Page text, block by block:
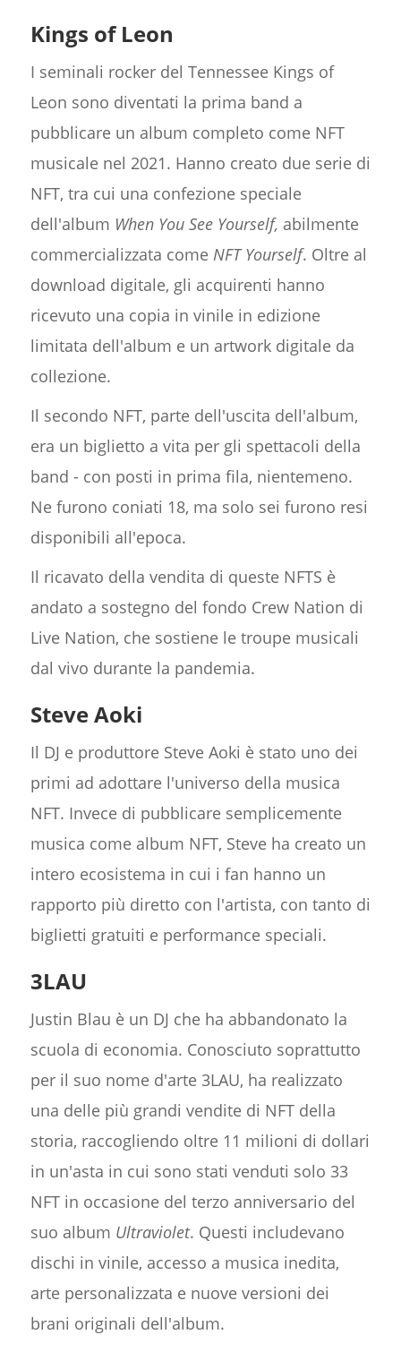
Kings of Leon
I seminali rocker del Tennessee Kings of
Leon sono diventati la prima band a
pubblicare un album completo come NFT
musicale nel 2021. Hanno creato due serie di
NFT, tra cui una confezione speciale
dell'album When You See Yourself, abilmente
commercializzata come NFT Yourself. Oltre al
download digitale, gli acquirenti hanno
ricevuto una copia in vinile in edizione
limitata dell'album e un artwork digitale da
collezione.
Il secondo NFT, parte dell'uscita dell'album,
era un biglietto a vita per gli spettacoli della
band - con posti in prima fila, nientemeno.
Ne furono coniati 18, ma solo sei furono resi
disponibili all'epoca.
Il ricavato della vendita di queste NFTS è
andato a sostegno del fondo Crew Nation di
Live Nation, che sostiene le troupe musicali
dal vivo durante la pandemia.
Steve Aoki
Il DJ e produttore Steve Aoki è stato uno dei
primi ad adottare l'universo della musica
NFT. Invece di pubblicare semplicemente
musica come album NFT, Steve ha creato un
intero ecosistema in cui i fan hanno un
rapporto più diretto con l'artista, con tanto di
biglietti gratuiti e performance speciali.
3LAU
Justin Blau è un DJ che ha abbandonato la
scuola di economia. Conosciuto soprattutto
per il suo nome d'arte 3LAU, ha realizzato
una delle più grandi vendite di NFT della
storia, raccogliendo oltre 11 milioni di dollari
in un'asta in cui sono stati venduti solo 33
NFT in occasione del terzo anniversario del
suo album Ultraviolet. Questi includevano
dischi in vinile, accesso a musica inedita,
arte personalizzata e nuove versioni dei
brani originali dell'album.